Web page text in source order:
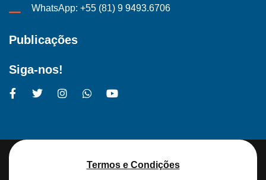
WhatsApp: +55 (81) 9 9493.6706
Publicações
Siga-nos!
Termos e Condições